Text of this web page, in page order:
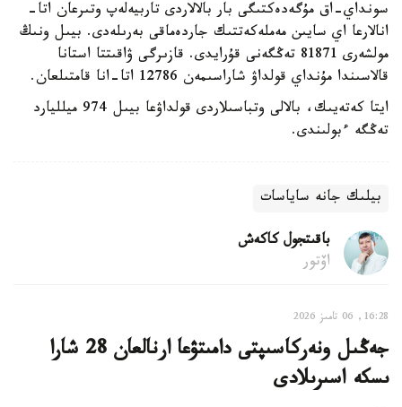
سونداي-اق مۇگەدەكتىگى بار بالالاردى تاربيەلەپ وتىرعان اتا-
انالارعا اي سايىن مەملەكەتتىك جاردەماقى بەرىلەدى. بيىل ونىڭ
مولشەرى 81871 تەڭگەنى قۇرايدى. قازىرگى ۋاقىتتا استانا
قالاسىندا مۇنداي قولداۋ شاراسىمەن 12786 اتا-انا قامتىلعان.
ايتا كەتەيىك، بالالى وتباسىلاردى قولداۋعا بيىل 974 ميلليارد
تەڭگە ءبولىندى.
بيلىك جانە ساياسات
باقىتجول كاكەش
اۆتور
16:28, 06 تامىز 2026
جەڭىل ونەركاسىپتى دامىتۋعا ارنالعان 28 شارا
ىسكە اسىرىلادى